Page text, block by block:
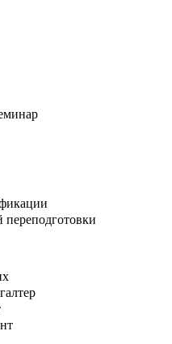
переподготовки